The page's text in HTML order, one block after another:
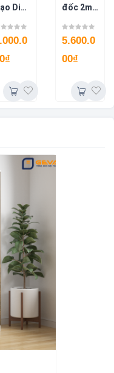
Dias
₫
đốc 2m
5.600.0
00₫